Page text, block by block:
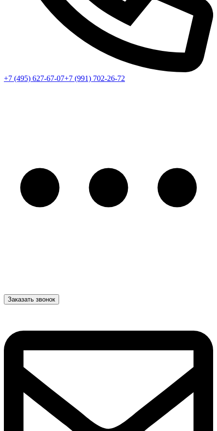
+7 (495) 627-67-07+7 (991) 702-26-72
Заказать звонок